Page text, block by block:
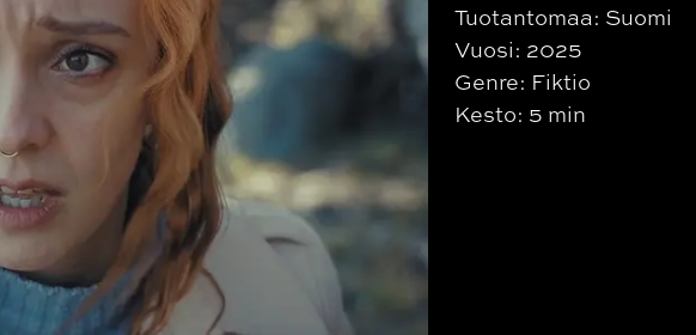
Tuotantomaa: Suomi
Vuosi: 2025
Genre: Fiktio
Kesto: 5 min